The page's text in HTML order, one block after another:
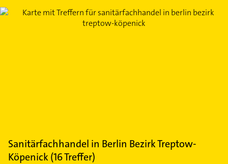
Sanitärfachhandel in Berlin Bezirk Treptow-
Köpenick(16Treffer)